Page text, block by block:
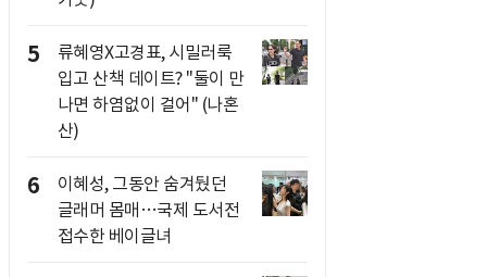
5
류혜영X고경표, 시밀러룩
입고 산책 데이트? "둘이 만
나면 하염없이 걸어" (나혼
산)
6
이혜성, 그동안 숨겨뒀던
글래머 몸매…국제 도서전
접수한 베이글녀